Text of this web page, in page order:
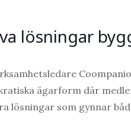
lösningar
ägarform där
lösningar som gynnar